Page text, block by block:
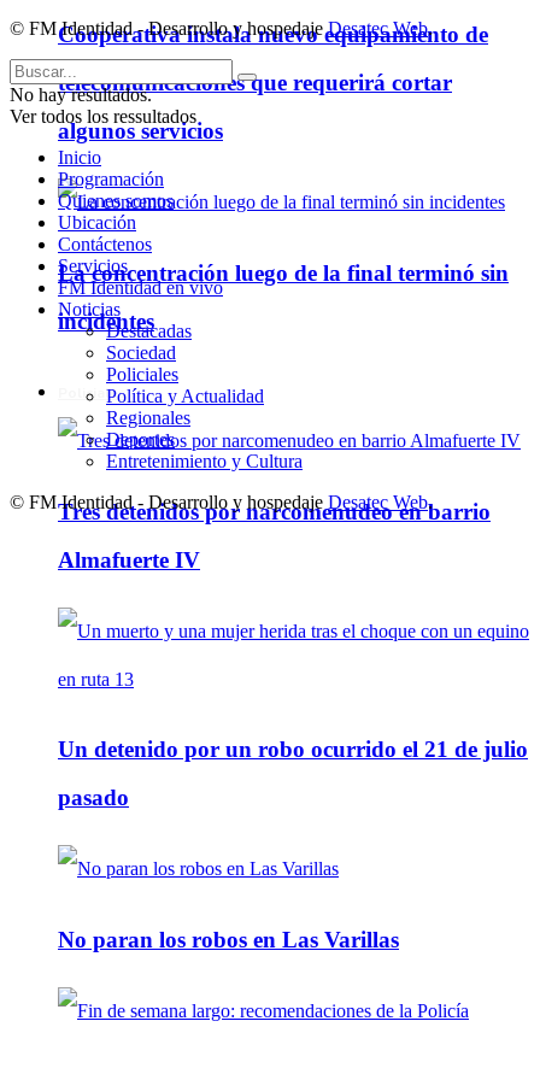
Cooperativa instala nuevo equipamiento de
telecomunicaciones que requerirá cortar
algunos servicios
La concentración luego de la final terminó sin
incidentes
Policiales
Tres detenidos por narcomenudeo en barrio
Almafuerte IV
Un detenido por un robo ocurrido el 21 de julio
pasado
No paran los robos en Las Varillas
© FM Identidad - Desarrollo y hospedajeDesatec Web.
No hay resultados.
Ver todos los ressultados
Inicio
Programación
Quienes somos
Ubicación
Contáctenos
Servicios
FM Identidad en vivo
Noticias
Destacadas
Sociedad
Policiales
Política y Actualidad
Regionales
Deportes
Entretenimiento y Cultura
© FM Identidad - Desarrollo y hospedaje Desatec Web.